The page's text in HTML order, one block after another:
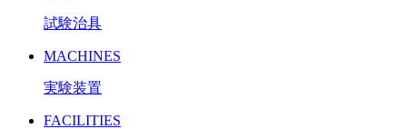
試験治具
MACHINES
実験装置
FACILITIES